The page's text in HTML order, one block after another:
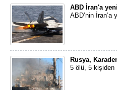
ABD İran'a
ABD’nin İran’a
Rusya,
5 ölü, 5 kişiden